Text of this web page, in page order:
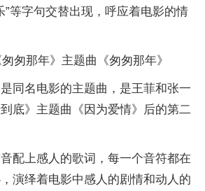
”等字句交替出现，呼应着电影的情
匆那年》主题曲《匆匆那年》
是同名电影的主题曲，是王菲和张一
底》主题曲《因为爱情》后的第二
配上感人的歌词，每一个音符都在
演绎着电影中感人的剧情和动人的